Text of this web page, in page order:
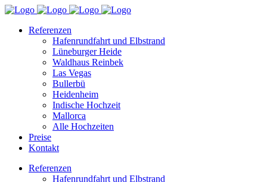
Referenzen
Hafenrundfahrt und Elbstrand
Lüneburger Heide
Waldhaus Reinbek
Las Vegas
Bullerbü
Heidenheim
Indische Hochzeit
Mallorca
Alle Hochzeiten
Preise
Kontakt
Referenzen
Hafenrundfahrt und Elbstrand